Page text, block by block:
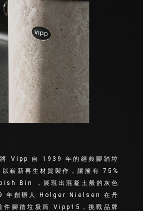
Vipp 自 1939 年的經典腳踏垃
嶄新再生材質製作，讓擁有 75%
Bin ，展現出混凝土般的灰色
年創辦人 Holger Nielsen 在丹
件腳踏垃圾筒 Vipp15，挑戰品牌